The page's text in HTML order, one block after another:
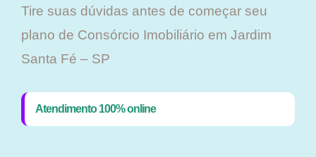
Tire suas dúvidas antes de começar seu
plano ​de Consórcio Imobiliário em Jardim
Santa Fé – SP
Atendimento 100% online